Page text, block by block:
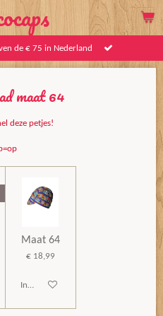
de € 75 in Nederland
maat 64
deze petjes!
Maat 64
€ 18,99
In winkelwagen